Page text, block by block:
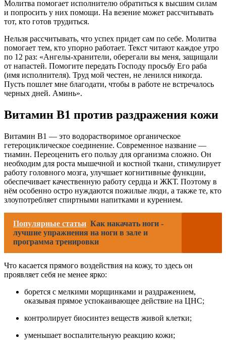
Молитва помогает исполнителю обратиться к высшим силам
и попросить у них помощи. На везение может рассчитывать
тот, кто готов трудиться.
Нельзя рассчитывать, что успех придет сам по себе. Молитва
помогает тем, кто упорно работает. Текст читают каждое утро
по 12 раз: «Ангелы-хранители, оберегали вы меня, защищали
от напастей. Помогите передать Господу просьбу Его раба
(имя исполнителя). Труд мой честен, не ленился никогда.
Пусть пошлет мне благодати, чтобы в работе не встречалось
черных дней. Аминь».
Витамин В1 против раздражения кожи
Витамин В1 — это водорастворимое органическое
гетероциклическое соединение. Современное название —
тиамин. Переоценить его пользу для организма сложно. Он
необходим для роста мышечной и костной ткани, стимулирует
работу головного мозга, улучшает когнитивные функции,
обеспечивает качественную работу сердца и ЖКТ. Поэтому в
нём особенно остро нуждаются пожилые люди, а также те, кто
злоупотребляет спиртными напитками и курением.
Популярные статьи Как накачать ноги -
лучшие упражнения на ноги в зале и
программа тренировки
Что касается прямого воздействия на кожу, то здесь он
проявляет себя не менее ярко:
борется с мелкими морщинками и раздражением,
оказывая прямое успокаивающее действие на ЦНС;
контролирует биосинтез веществ живой клетки;
уменьшает воспалительную реакцию кожи;